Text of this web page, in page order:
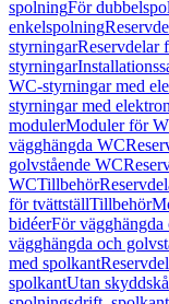
spolningFör
enkelspolning
styrningarReservdelar
styrningar
WC-styrningar med
styrningar med
modulerModuler för
vägghängda WC
golvstående WC
WCTillbehör
för tvättställTillbehör
bidéerFör vägghängda
vägghängda och
med spolkant
spolkantUtan